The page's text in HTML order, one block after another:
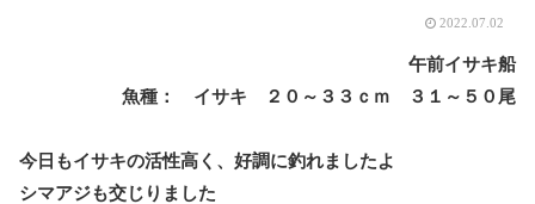
2022.07.02
午前イサキ船
魚種： イサキ ２０～３３ｃｍ ３１～５０尾
今日もイサキの活性高く、好調に釣れましたよ
シマアジも交じりました